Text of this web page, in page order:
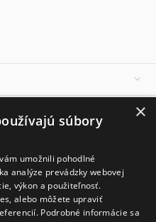
×
súbory
umožnili pohodlné
analýze prevádzky webovej
výkon a použiteľnosť.
alebo môžete upraviť
Podrobné informácie sa